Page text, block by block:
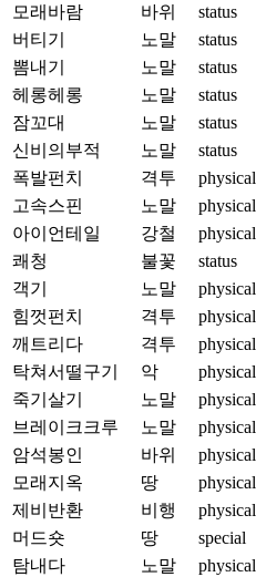
모래바람
바위 status
버티기
노말 status
뽐내기
노말 status
헤롱헤롱
노말 status
잠꼬대
노말 status
신비의부적
노말 status
폭발펀치
격투 physical
고속스핀
노말 physical
아이언테일
강철 physical
쾌청
불꽃 status
객기
노말 physical
힘껏펀치
격투 physical
깨트리다
격투 physical
탁쳐서떨구기
악 physical
죽기살기
노말 physical
브레이크크루
노말 physical
암석봉인
바위 physical
모래지옥
땅 physical
제비반환
비행 physical
머드숏
땅 special
탐내다
노말 physical